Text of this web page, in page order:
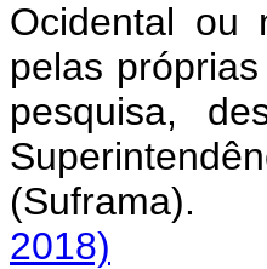
Ocidental ou
pelas
pesquisa,
2018)